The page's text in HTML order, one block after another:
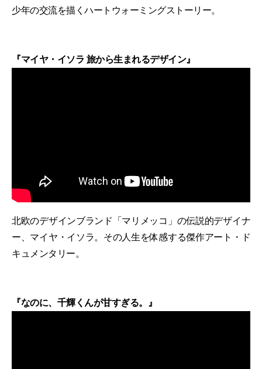
少年の交流を描くハートウォーミングストーリー。
『マイヤ・イソラ 旅から生まれるデザイン』
北欧のデザインブランド「マリメッコ」の伝説的デザイナ
ー、マイヤ・イソラ。その人生を体感する傑作アート・ド
キュメンタリー。
『なのに、千輝くんが甘すぎる。』